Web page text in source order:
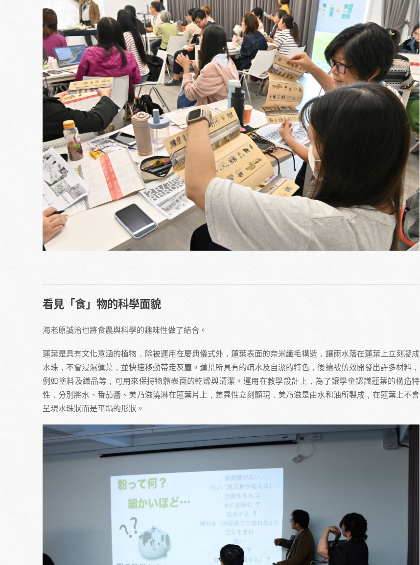
看見「食」物的科學面貌
海老原誠治也將食農與科學的趣味性做了結合。
蓮葉是具有文化意涵的植物，除被運用在慶典儀式外，蓮葉表面的奈米纖毛構造，讓雨水落在蓮葉上立刻凝成
水珠，不會浸濕蓮葉，並快速移動帶走灰塵。蓮葉所具有的疏水及自潔的特色，後續被仿效開發出許多材料，
例如塗料及織品等，可用來保持物體表面的乾燥與清潔。運用在教學設計上，為了讓學童認識蓮葉的構造特
性，分別將水、番茄醬、美乃滋澆淋在蓮葉片上，差異性立刻顯現，美乃滋是由水和油所製成，在蓮葉上不會
呈現水珠狀而是平塌的形狀。